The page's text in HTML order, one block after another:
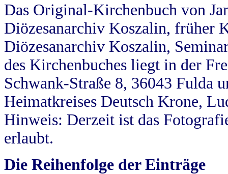
Das Original-Kirchenbuch von
Diözesanarchiv Koszalin, früher
Diözesanarchiv Koszalin,
des Kirchenbuches liegt in der
Schwank-Straße 8, 36043 Fulda
Heimatkreises Deutsch Krone,
Hinweis: Derzeit ist das
erlaubt.
Die Reihenfolge der Einträge